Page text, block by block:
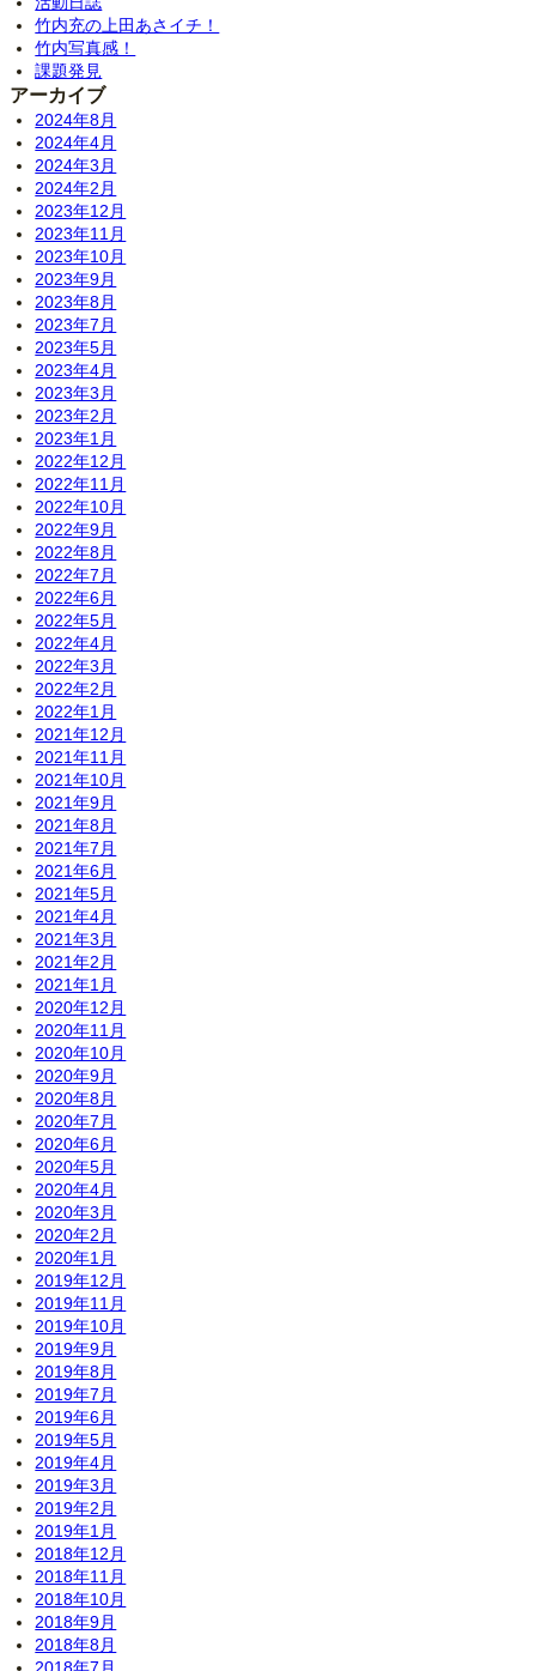
竹内充の上田あさイチ！
竹内写真感！
課題発見
アーカイブ
2024年8月
2024年4月
2024年3月
2024年2月
2023年12月
2023年11月
2023年10月
2023年9月
2023年8月
2023年7月
2023年5月
2023年4月
2023年3月
2023年2月
2023年1月
2022年12月
2022年11月
2022年10月
2022年9月
2022年8月
2022年7月
2022年6月
2022年5月
2022年4月
2022年3月
2022年2月
2022年1月
2021年12月
2021年11月
2021年10月
2021年9月
2021年8月
2021年7月
2021年6月
2021年5月
2021年4月
2021年3月
2021年2月
2021年1月
2020年12月
2020年11月
2020年10月
2020年9月
2020年8月
2020年7月
2020年6月
2020年5月
2020年4月
2020年3月
2020年2月
2020年1月
2019年12月
2019年11月
2019年10月
2019年9月
2019年8月
2019年7月
2019年6月
2019年5月
2019年4月
2019年3月
2019年2月
2019年1月
2018年12月
2018年11月
2018年10月
2018年9月
2018年8月